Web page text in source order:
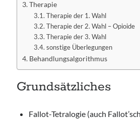
Therapie
Therapie der 1. Wahl
Therapie der 2. Wahl – Opioide
Therapie der 3. Wahl
sonstige Überlegungen
Behandlungsalgorithmus
Grundsätzliches
Fallot-Tetralogie (auch